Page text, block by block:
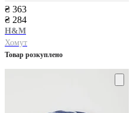
₴ 363
₴ 284
H&M
Хомут
Товар розкуплено